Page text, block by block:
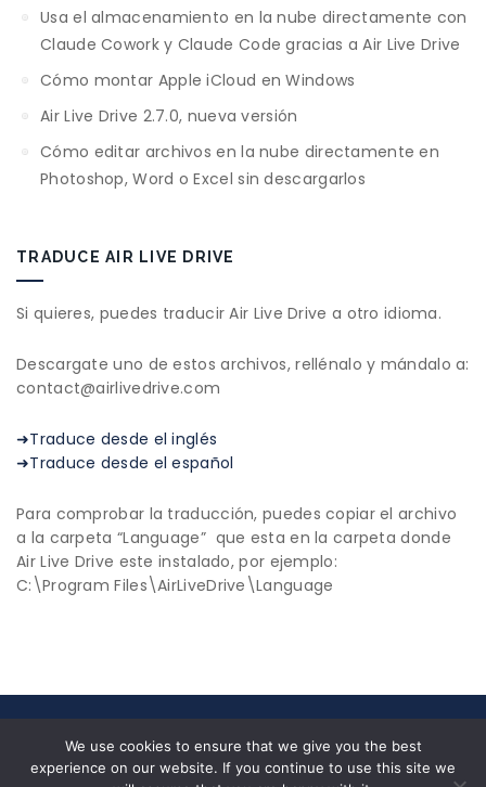
Usa el almacenamiento en la nube directamente con
Claude Cowork y Claude Code gracias a Air Live Drive
Cómo montar Apple iCloud en Windows
Air Live Drive 2.7.0, nueva versión
Cómo editar archivos en la nube directamente en
Photoshop, Word o Excel sin descargarlos
TRADUCE AIR LIVE DRIVE
Si quieres, puedes traducir Air Live Drive a otro idioma.
Descargate uno de estos archivos, rellénalo y mándalo a:
contact@airlivedrive.com
➜Traduce desde el inglés
➜Traduce desde el español
Para comprobar la traducción, puedes copiar el archivo
a la carpeta “Language” que esta en la carpeta donde
Air Live Drive este instalado, por ejemplo:
C:\Program Files\AirLiveDrive\Language
© 2026 All Rights Reserved|Privacy Policy |End User
License Agreement
We use cookies to ensure that we give you the best
experience on our website. If you continue to use this site we